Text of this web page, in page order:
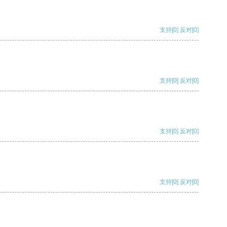
支持[0] 反对[0]
支持[0] 反对[0]
支持[0] 反对[0]
支持[0] 反对[0]